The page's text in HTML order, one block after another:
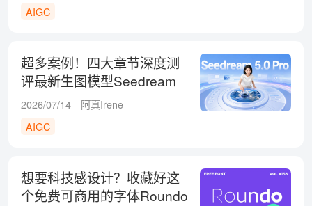
AIGC
超多案例！四大章节深度测
评最新生图模型Seedream
5.0 Pro
2026/07/14
阿真Irene
AIGC
想要科技感设计？收藏好这
个免费可商用的字体Roundo